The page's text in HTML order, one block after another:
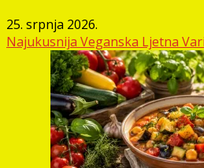
25. srpnja 2026.
Najukusnija Veganska Ljetna